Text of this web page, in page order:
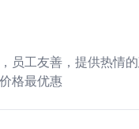
员工友善，提供热情
格最优惠